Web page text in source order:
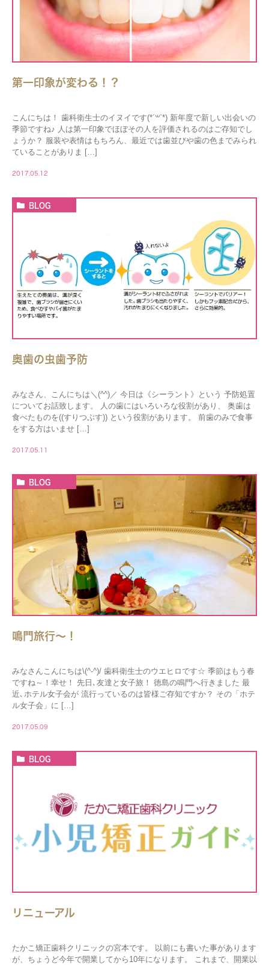
第一印象が変わる！？
こんにちは！ 歯科衛生士のイヌイです(*´꒳`*) 新年度で新しい出会いの
季節ですね♪ 人は第一印象でほぼその人を評価されるのはご存知でし
ょうか？ 服装や表情はもちろん、最近では歯並びや歯の色までみられ
ていることがありま […]
2017.05.12
BLOG
奥歯の虫歯予防
みなさん、こんにちは＼(^^)／ 今日は《シーラント》という 予防処置
についてお話致します。 人の歯にはいろいろな役割があり、 奥歯は
食べたものを((すりつぶす)) という役割があります。 前歯のみで食事
をする方はいませ […]
2017.05.11
BLOG
鳴門旅行～！
みなさんこんにちは\(^-^)/ 歯科衛生士のウエヒロです☆ 季節はもう春
ですね～！幸せ！ 先日､友達と女子旅！ 徳島の鳴門へ行きました 最
近､ホテル女子会が 流行っているのは皆様ご存知ですか？ その「ホテ
ル女子会」に […]
2017.05.09
BLOG
リニューアル
たかこ矯正歯科クリニックの宮本です。 以前にも書いた事があります
が、ちょうど今年で開業してから10年になります。 これまで、開業以